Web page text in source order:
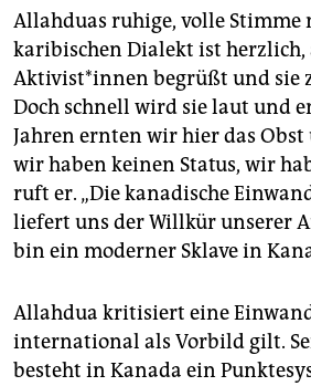
Allahduas ruhige, volle Stimme
karibischen Dialekt ist herzlich,
Aktivist*innen begrüßt und sie
Doch schnell wird sie laut und
Jahren ernten wir hier das Obst
wir haben keinen Status, wir
ruft er. „Die kanadische
liefert uns der Willkür unserer
bin ein moderner Sklave in
Allahdua kritisiert eine
international als Vorbild gilt.
besteht in Kanada ein